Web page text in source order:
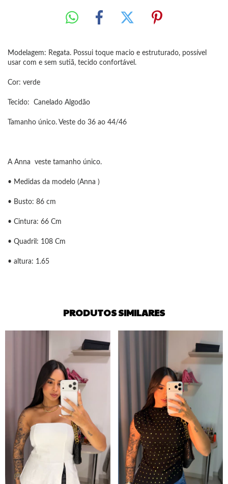
Modelagem: Regata. Possui toque macio e estruturado, possível
usar com e sem sutiã, tecido confortável.
Cor: verde
Tecido: Canelado Algodão
Tamanho único. Veste do 36 ao 44/46
A Anna veste tamanho único.
• Medidas da modelo (Anna )
• Busto: 86 cm
• Cintura: 66 Cm
• Quadril: 108 Cm
• altura: 1.65
PRODUTOS SIMILARES